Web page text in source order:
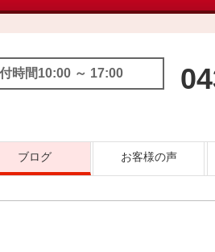
時間10:00 ～ 17:00
ブログ お客様の声